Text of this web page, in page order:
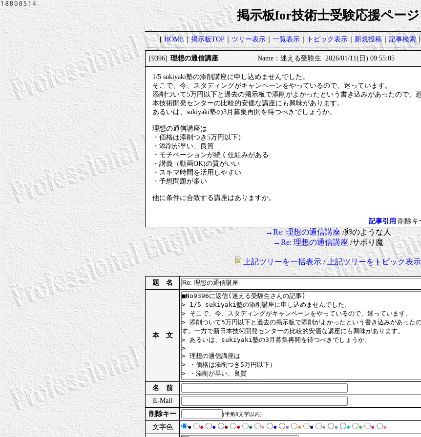
掲示板for技術士受験応援ページ
[HOME｜掲示板TOP｜ツリー表示｜一覧表示｜トピック表示｜新規投稿｜記事検索
[9396] 理想の通信講座 Name：迷える受験生 2026/01/11(日) 09:55:05
1/5 sukiyaki塾の添削講座に申し込めませんでした。
そこで、今、スタディングがキャンペーンをやっているので、迷っています。
添削ついて5万円以下と過去の掲示板で添削がよかったという書き込みがあったので、
本技術開発センターの比較的安価な講座にも興味があります。
あるいは、sukiyaki塾の3月募集再開を待つべきでしょうか。
理想の通信講座は
・価格は添削つき5万円以下）
・添削が早い、良質
・モチベーションが続く仕組みがある
・講義（動画OK)の質がいい
・スキマ時間を活用しやすい
・予想問題が多い
他に条件に合致する講座はありますか。
記事引用 削除キ
→Re: 理想の通信講座/卵のような人
→Re: 理想の通信講座/サボり魔
上記ツリーを一括表示/上記ツリーをトピック表示
題 名
本 文
名 前
E-Mail
削除キー
(半角8文字以内)
文字色 ● ● ● ● ● ● ● ● ● ● ● ● ● ● ● ● ●